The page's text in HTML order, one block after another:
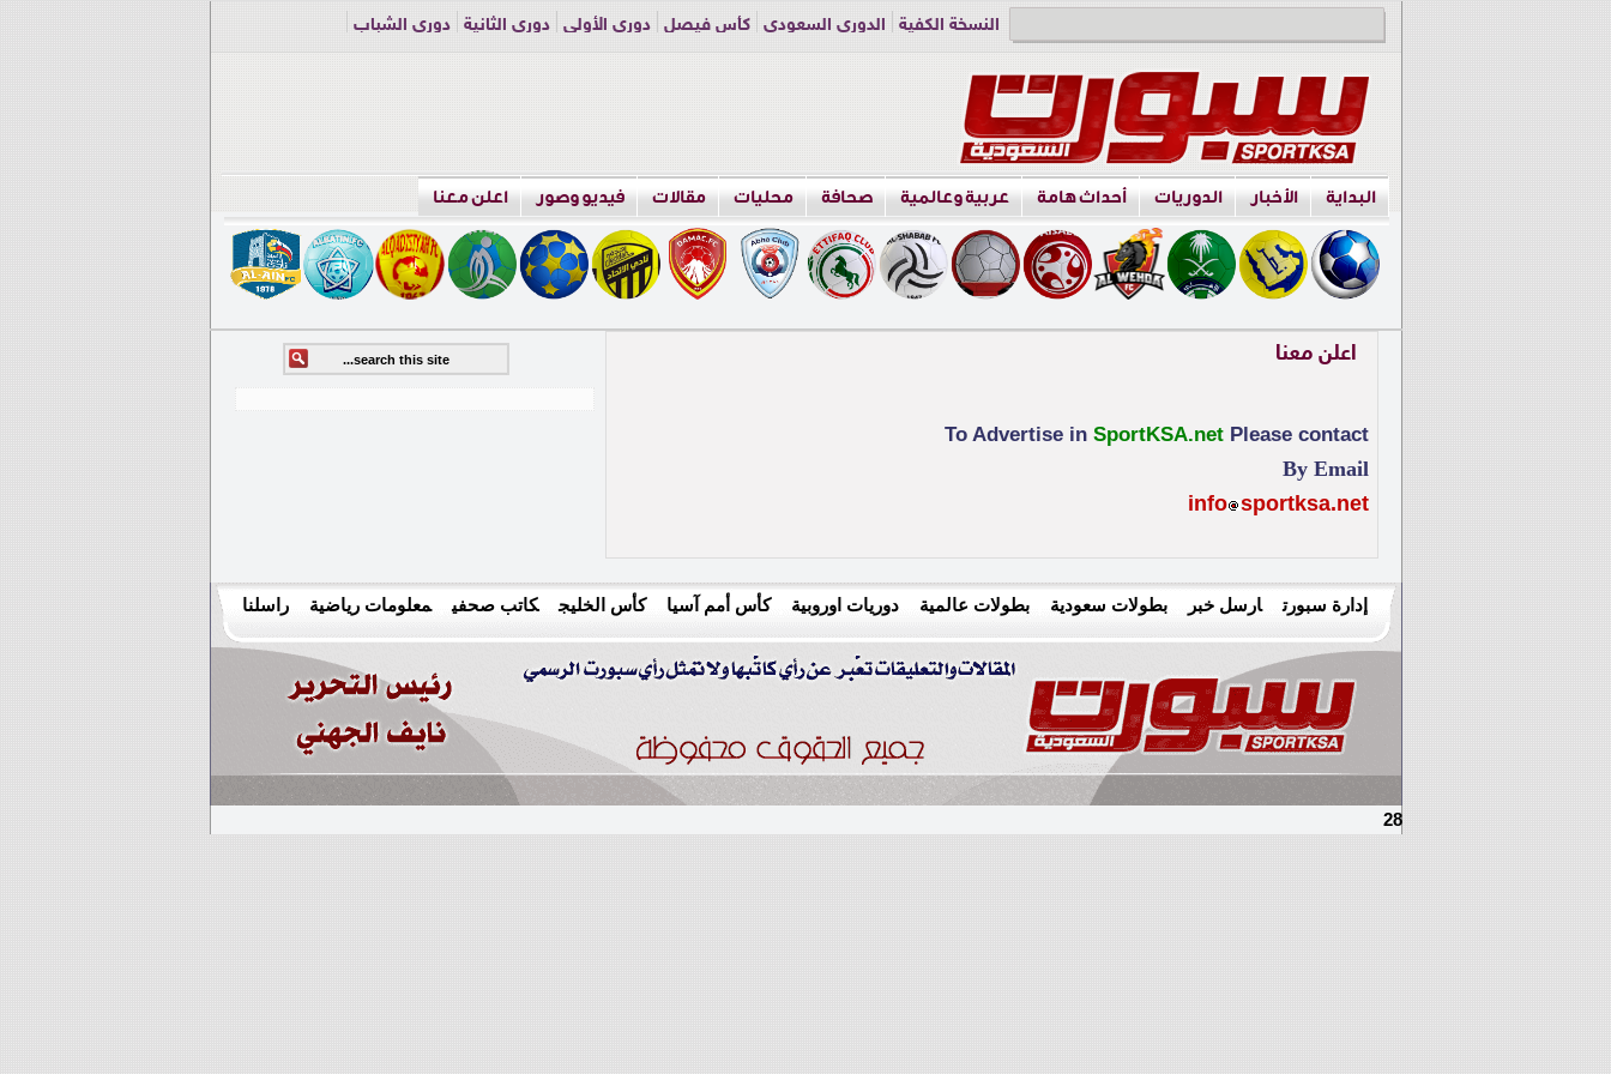
النسخة الكفية الدوري السعودي كأس فيصل دوري الأولى دوري الثانية
دوري الشباب
البداية الأخبار الدوريات أحداث هامة عربية وعالمية صحافة محليات مقالات فيديو وصور اعلن معنا
اعلن معنا
To Advertise in SportKSA.netPlease contact
By Email
info sportksa.net
إدارة سبورت ارسل خبر بطولات سعودية بطولات عالمية دوريات اوروبية كأس أمم آسيا كأس الخليج كاتب صحفي معلومات رياضية راسلنا
28